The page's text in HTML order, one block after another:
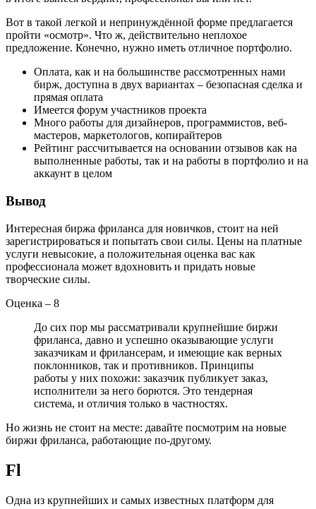
Вот в такой легкой и непринуждённой форме предлагается
пройти «осмотр». Что ж, действительно неплохое
предложение. Конечно, нужно иметь отличное портфолио.
Оплата, как и на большинстве рассмотренных нами
бирж, доступна в двух вариантах – безопасная сделка и
прямая оплата
Имеется форум участников проекта
Много работы для дизайнеров, программистов, веб-
мастеров, маркетологов, копирайтеров
Рейтинг рассчитывается на основании отзывов как на
выполненные работы, так и на работы в портфолио и на
аккаунт в целом
Вывод
Интересная биржа фриланса для новичков, стоит на ней
зарегистрироваться и попытать свои силы. Цены на платные
услуги невысокие, а положительная оценка вас как
профессионала может вдохновить и придать новые
творческие силы.
Оценка – 8
До сих пор мы рассматривали крупнейшие биржи
фриланса, давно и успешно оказывающие услуги
заказчикам и фрилансерам, и имеющие как верных
поклонников, так и противников. Принципы
работы у них похожи: заказчик публикует заказ,
исполнители за него борются. Это тендерная
система, и отличия только в частностях.
Но жизнь не стоит на месте: давайте посмотрим на новые
биржи фриланса, работающие по-другому.
Fl
Одна из крупнейших и самых известных платформ для